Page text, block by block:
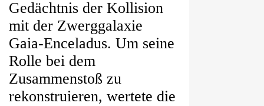
Gedächtnis der Kollision
mit der Zwerggalaxie
Gaia-Enceladus. Um seine
Rolle bei dem
Zusammenstoß zu
rekonstruieren, wertete die